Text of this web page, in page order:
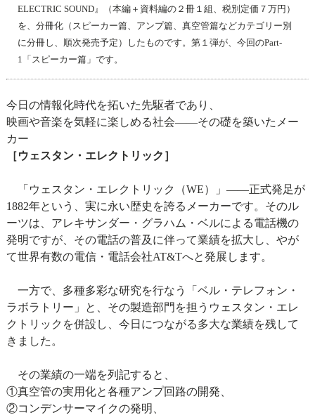
ELECTRIC SOUND』（本編＋資料編の２冊１組、税別定価７万円）
を、分冊化（スピーカー篇、アンプ篇、真空管篇などカテゴリー別
に分冊し、順次発売予定）したものです。第１弾が、今回のPart-
1「スピーカー篇」です。
今日の情報化時代を拓いた先駆者であり、
映画や音楽を気軽に楽しめる社会――その礎を築いたメー
カー
［ウェスタン・エレクトリック］
「ウェスタン・エレクトリック（WE）」――正式発足が
1882年という、実に永い歴史を誇るメーカーです。そのル
ーツは、アレキサンダー・グラハム・ベルによる電話機の
発明ですが、その電話の普及に伴って業績を拡大し、やが
て世界有数の電信・電話会社AT&Tへと発展します。
一方で、多種多彩な研究を行なう「ベル・テレフォン・
ラボラトリー」と、その製造部門を担うウェスタン・エレ
クトリックを併設し、今日につながる多大な業績を残して
きました。
その業績の一端を列記すると、
①真空管の実用化と各種アンプ回路の開発、
②コンデンサーマイクの発明、